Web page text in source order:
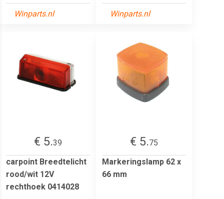
Winparts.nl Winparts.nl
€ 5.39
carpoint Breedtelicht
rood/wit 12V
rechthoek 0414028
€ 5.75
Markeringslamp 62 x
66 mm